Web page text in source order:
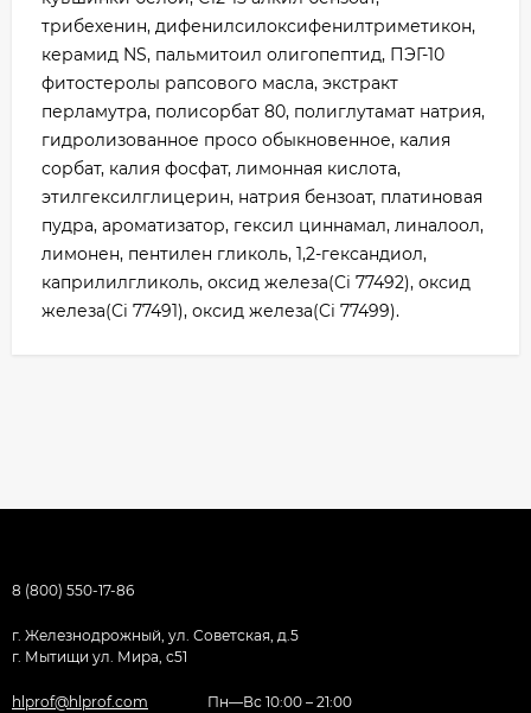
трибехенин, дифенилсилоксифенилтриметикон,
керамид NS, пальмитоил олигопептид, ПЭГ-10
фитостеролы рапсового масла, экстракт
перламутра, полисорбат 80, полиглутамат натрия,
гидролизованное просо обыкновенное, калия
сорбат, калия фосфат, лимонная кислота,
этилгексилглицерин, натрия бензоат, платиновая
пудра, ароматизатор, гексил циннамал, линалоол,
лимонен, пентилен гликоль, 1,2-гександиол,
каприлилгликоль, оксид железа(Ci 77492), оксид
железа(Ci 77491), оксид железа(Ci 77499).
8 (800) 550-17-86
г. Железнодрожный, ул. Советская, д.5
г. Мытищи ул. Мира, с51
hlprof@hlprof.com Пн—Вс 10:00 – 21:00